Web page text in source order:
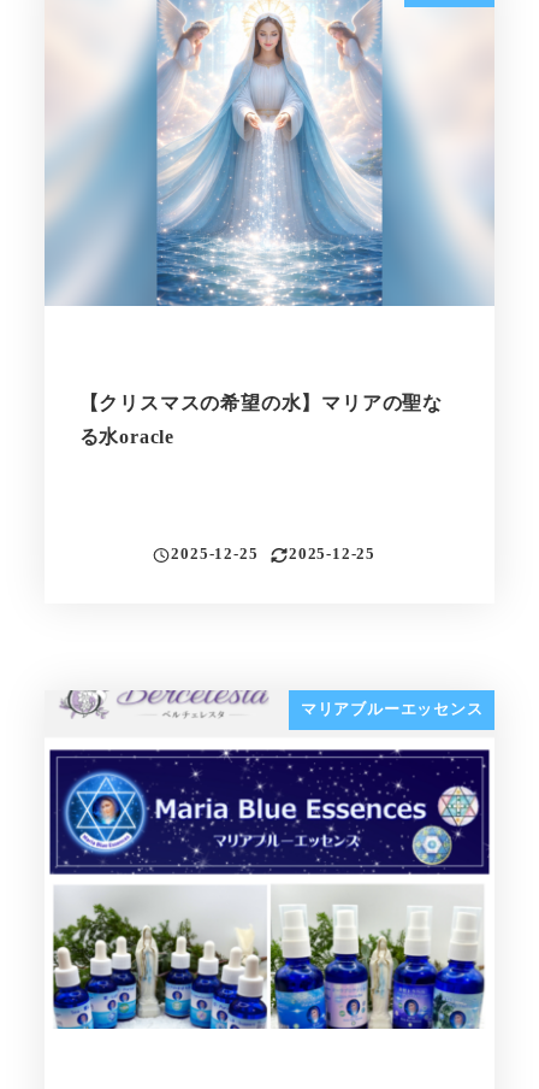
【クリスマスの希望の水】マリアの聖な
る水oracle
投稿日
2025-12-25
更新日
2025-12-25
マリアブルーエッセンス